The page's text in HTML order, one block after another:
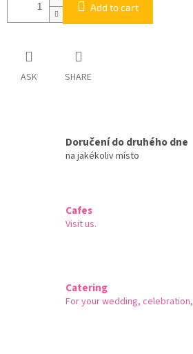
Add to cart
ASK SHARE
Doručení do druhého dne
na jakékoliv místo
Cafes
Visit us.
Catering
For your wedding,